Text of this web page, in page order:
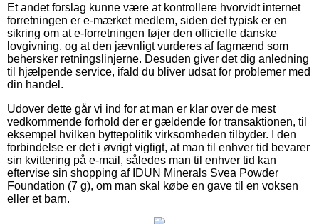
Et andet forslag kunne være at kontrollere hvorvidt internet
forretningen er e-mærket medlem, siden det typisk er en
sikring om at e-forretningen føjer den officielle danske
lovgivning, og at den jævnligt vurderes af fagmænd som
behersker retningslinjerne. Desuden giver det dig anledning
til hjælpende service, ifald du bliver udsat for problemer med
din handel.
Udover dette går vi ind for at man er klar over de mest
vedkommende forhold der er gældende for transaktionen, til
eksempel hvilken byttepolitik virksomheden tilbyder. I den
forbindelse er det i øvrigt vigtigt, at man til enhver tid bevarer
sin kvittering på e-mail, således man til enhver tid kan
eftervise sin shopping af IDUN Minerals Svea Powder
Foundation (7 g), om man skal købe en gave til en voksen
eller et barn.